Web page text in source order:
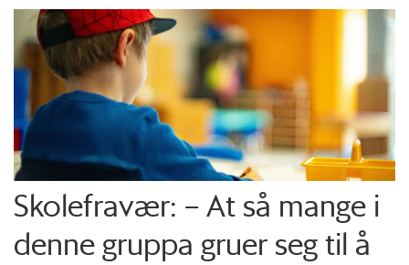
Skolefravær: – At så mange i
denne gruppa gruer seg til å